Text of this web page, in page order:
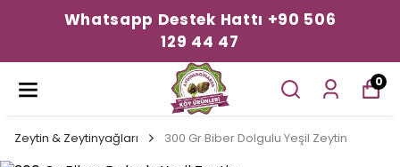
Whatsapp Destek Hattı +90 506
129 44 47
0
Zeytin & Zeytinyağları 300 Gr Biber Dolgulu Yeşil Zeytin